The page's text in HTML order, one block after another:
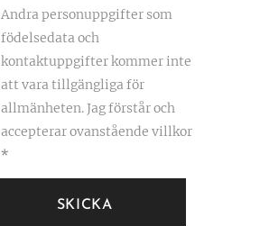
Andra personuppgifter som
födelsedata och
kontaktuppgifter kommer inte
att vara tillgängliga för
allmänheten. Jag förstår och
accepterar ovanstående villkor
SKICKA